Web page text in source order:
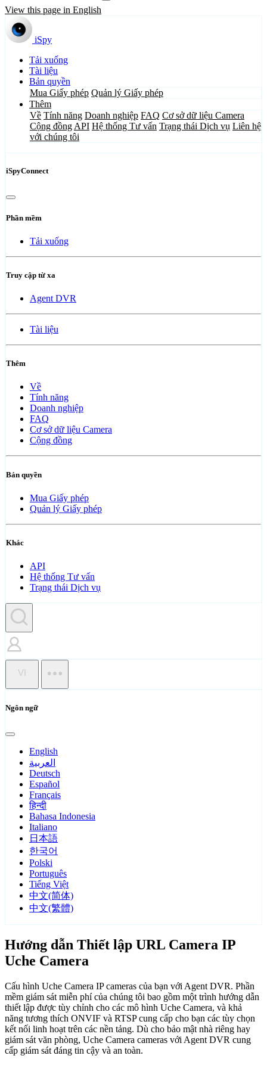
View this page in English
iSpy
Tải xuống
Tài liệu
Bản quyền
Mua Giấy phép Quản lý Giấy phép
Thêm
Về Tính năng Doanh nghiệp FAQ Cơ sở dữ liệu Camera
Cộng đồng API Hệ thống Tư vấn Trạng thái Dịch vụ Liên hệ
với chúng tôi
iSpyConnect
Phần mềm
Tải xuống
Truy cập từ xa
Agent DVR
Tài liệu
Thêm
Về
Tính năng
Doanh nghiệp
FAQ
Cơ sở dữ liệu Camera
Cộng đồng
Bản quyền
Mua Giấy phép
Quản lý Giấy phép
Khác
API
Hệ thống Tư vấn
Trạng thái Dịch vụ
VI
Ngôn ngữ
English
العربية
Deutsch
Español
Français
हिन्दी
Bahasa Indonesia
Italiano
日本語
한국어
Polski
Português
Tiếng Việt
中文(简体)
中文(繁體)
Hướng dẫn Thiết lập URL Camera IP
Uche Camera
Cấu hình Uche Camera IP cameras của bạn với Agent DVR. Phần
mềm giám sát miễn phí của chúng tôi bao gồm một trình hướng dẫn
thiết lập được tùy chỉnh cho các mô hình Uche Camera, và khả
năng tương thích ONVIF và RTSP cung cấp cho bạn các tùy chọn
kết nối linh hoạt trên các nền tảng. Dù cho bảo mật nhà riêng hay
giám sát văn phòng, Uche Camera cameras với Agent DVR cung
cấp giám sát đáng tin cậy và an toàn.